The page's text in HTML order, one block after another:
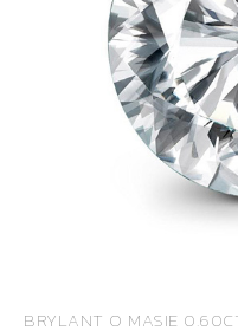
BRYLANT O MASIE
ROYAL DIAMONDS
Diamenty | Biżuteria | Kamienie
SALON SPRZEDAŻY